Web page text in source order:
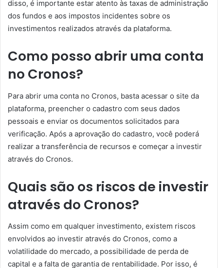
disso, é importante estar atento às taxas de administração
dos fundos e aos impostos incidentes sobre os
investimentos realizados através da plataforma.
Como posso abrir uma conta
no Cronos?
Para abrir uma conta no Cronos, basta acessar o site da
plataforma, preencher o cadastro com seus dados
pessoais e enviar os documentos solicitados para
verificação. Após a aprovação do cadastro, você poderá
realizar a transferência de recursos e começar a investir
através do Cronos.
Quais são os riscos de investir
através do Cronos?
Assim como em qualquer investimento, existem riscos
envolvidos ao investir através do Cronos, como a
volatilidade do mercado, a possibilidade de perda de
capital e a falta de garantia de rentabilidade. Por isso, é